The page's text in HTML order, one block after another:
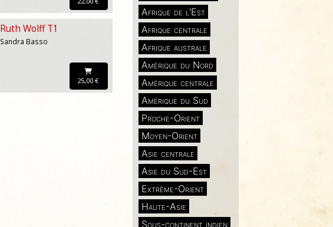
Afrique de l'Est
Afrique centrale
Afrique australe
Amérique du Nord
Amérique centrale
Amérique du Sud
Proche-Orient
Moyen-Orient
Asie centrale
Asie du Sud-Est
Extrême-Orient
Haute-Asie
Sous-continent indien
Ruth Wolff T1
Sandra Basso
25,00 €